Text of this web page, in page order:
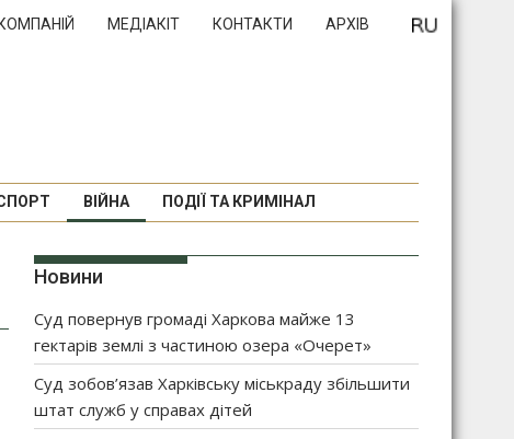
МЕДІАКІТ КОНТАКТИ АРХІВ
ВІЙНА ПОДІЇ ТА КРИМІНАЛ
Новини
Суд повернув громаді Харкова майже 13
гектарів землі з частиною озера «Очерет»
Суд зобов’язав Харківську міськраду збільшити
штат служб у справах дітей